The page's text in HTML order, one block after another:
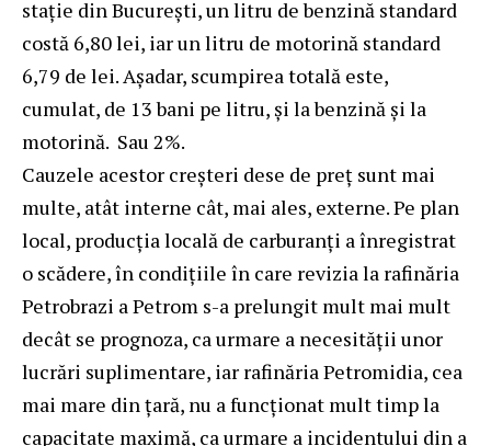
stație din București, un litru de benzină standard
costă 6,80 lei, iar un litru de motorină standard
6,79 de lei. Așadar, scumpirea totală este,
cumulat, de 13 bani pe litru, și la benzină și la
motorină. Sau 2%.
Cauzele acestor creșteri dese de preț sunt mai
multe, atât interne cât, mai ales, externe. Pe plan
local, producția locală de carburanți a înregistrat
o scădere, în condițiile în care revizia la rafinăria
Petrobrazi a Petrom s-a prelungit mult mai mult
decât se prognoza, ca urmare a necesității unor
lucrări suplimentare, iar rafinăria Petromidia, cea
mai mare din țară, nu a funcționat mult timp la
capacitate maximă, ca urmare a incidentului din a